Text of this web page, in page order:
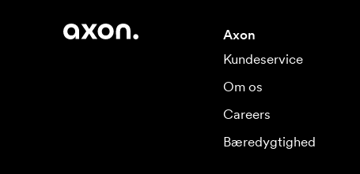
Axon
Kundeservice
Om os
Careers
Bæredygtighed